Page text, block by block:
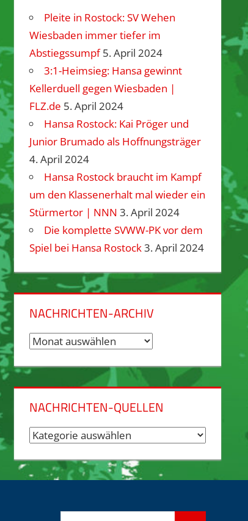
Pleite in Rostock: SV Wehen
Wiesbaden immer tiefer im
Abstiegssumpf 5. April 2024
3:1-Heimsieg: Hansa gewinnt
Kellerduell gegen Wiesbaden |
FLZ.de 5. April 2024
Hansa Rostock: Kai Pröger und
Junior Brumado als Hoffnungsträger
4. April 2024
Hansa Rostock braucht im Kampf
um den Klassenerhalt mal wieder ein
Stürmertor | NNN 3. April 2024
Die komplette SVWW-PK vor dem
Spiel bei Hansa Rostock3. April 2024
NACHRICHTEN-ARCHIV
Nachrichten-
NACHRICHTEN-QUELLEN
Nachrichten-